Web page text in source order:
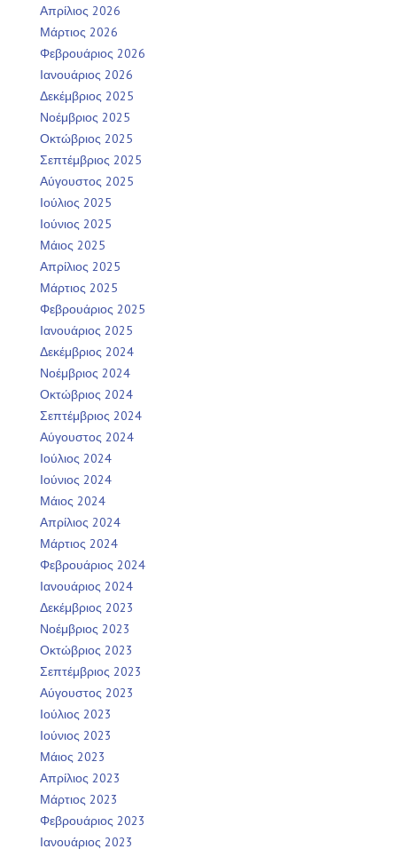
Απρίλιος 2026
Μάρτιος 2026
Φεβρουάριος 2026
Ιανουάριος 2026
Δεκέμβριος 2025
Νοέμβριος 2025
Οκτώβριος 2025
Σεπτέμβριος 2025
Αύγουστος 2025
Ιούλιος 2025
Ιούνιος 2025
Μάιος 2025
Απρίλιος 2025
Μάρτιος 2025
Φεβρουάριος 2025
Ιανουάριος 2025
Δεκέμβριος 2024
Νοέμβριος 2024
Οκτώβριος 2024
Σεπτέμβριος 2024
Αύγουστος 2024
Ιούλιος 2024
Ιούνιος 2024
Μάιος 2024
Απρίλιος 2024
Μάρτιος 2024
Φεβρουάριος 2024
Ιανουάριος 2024
Δεκέμβριος 2023
Νοέμβριος 2023
Οκτώβριος 2023
Σεπτέμβριος 2023
Αύγουστος 2023
Ιούλιος 2023
Ιούνιος 2023
Μάιος 2023
Απρίλιος 2023
Μάρτιος 2023
Φεβρουάριος 2023
Ιανουάριος 2023